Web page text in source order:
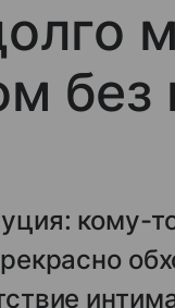
без
кому-